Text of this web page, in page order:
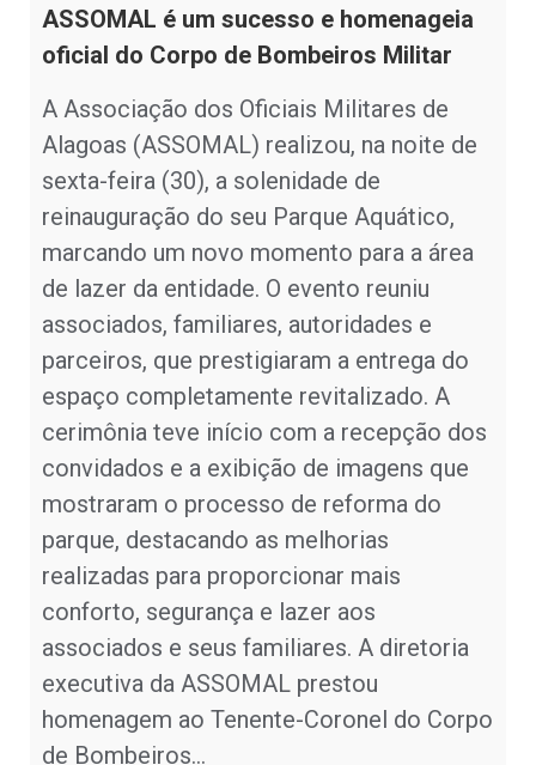
ASSOMAL é um sucesso e homenageia
oficial do Corpo de Bombeiros Militar
A Associação dos Oficiais Militares de
Alagoas (ASSOMAL) realizou, na noite de
sexta-feira (30), a solenidade de
reinauguração do seu Parque Aquático,
marcando um novo momento para a área
de lazer da entidade. O evento reuniu
associados, familiares, autoridades e
parceiros, que prestigiaram a entrega do
espaço completamente revitalizado. A
cerimônia teve início com a recepção dos
convidados e a exibição de imagens que
mostraram o processo de reforma do
parque, destacando as melhorias
realizadas para proporcionar mais
conforto, segurança e lazer aos
associados e seus familiares. A diretoria
executiva da ASSOMAL prestou
homenagem ao Tenente-Coronel do Corpo
de Bombeiros…